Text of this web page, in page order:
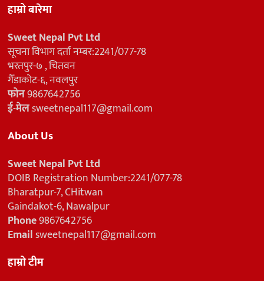
हाम्रो बारेमा
Sweet Nepal Pvt Ltd
सूचना विभाग दर्ता नम्बर:2241/077-78
भरतपुर-७ , चितवन
गैँडाकोट-६, नवलपुर
फोन9867642756
ई-मेलsweetnepal117@gmail.com
About Us
Sweet Nepal Pvt Ltd
DOIB Registration Number:2241/077-78
Bharatpur-7, CHitwan
Gaindakot-6, Nawalpur
Phone9867642756
Emailsweetnepal117@gmail.com
हाम्रो टीम